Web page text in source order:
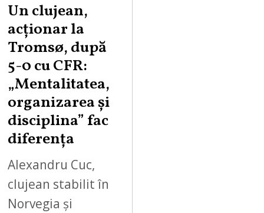
Un clujean,
acționar la
Tromsø, după
5-0 cu CFR:
„Mentalitatea,
organizarea și
disciplina” fac
diferența
Alexandru Cuc,
clujean stabilit în
Norvegia și